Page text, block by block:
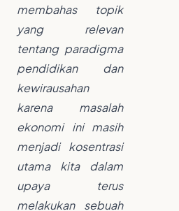
membahas topik
yang relevan
tentang paradigma
pendidikan dan
kewirausahan
karena masalah
ekonomi ini masih
menjadi kosentrasi
utama kita dalam
upaya terus
melakukan sebuah